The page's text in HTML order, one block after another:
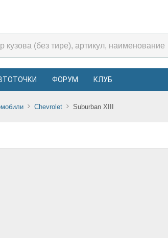
ФОРУМ КЛУБ
Chevrolet Suburban XIII